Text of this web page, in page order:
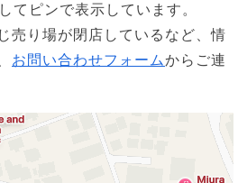
てピンで表示しています。
売り場が閉店しているなど、情
お問い合わせフォームからご連